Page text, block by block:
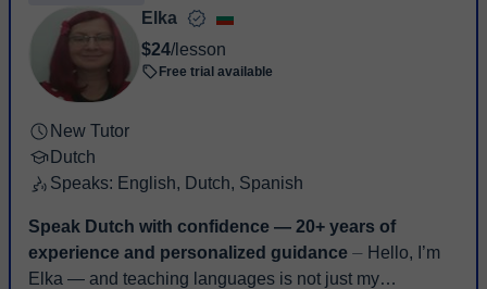
Elka
$24/lesson
Free trial available
New Tutor
Dutch
Speaks: English, Dutch, Spanish
Speak Dutch with confidence — 20+ years of
experience and personalized guidance ⏤ Hello, I’m
Elka — and teaching languages is not just my